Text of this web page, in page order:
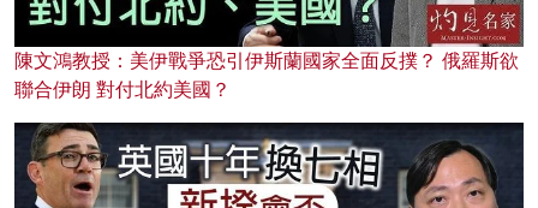
陳文鴻教授：美伊戰爭恐引伊斯蘭國家全面反撲？ 俄羅斯欲
聯合伊朗 對付北約美國？